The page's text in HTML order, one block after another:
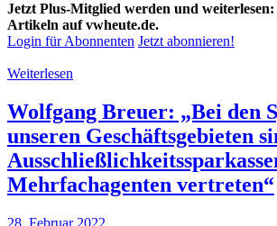
Jetzt Plus-Mitglied werden und
Artikeln auf vwheute.de.
Login für Abonnenten Jetzt abonnieren!
Weiterlesen
Wolfgang Breuer: „Bei den
unseren Geschäftsgebieten
Mehrfachagenten vertreten“
28. Februar 2022